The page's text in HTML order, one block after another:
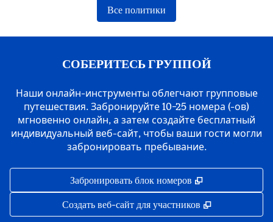
Все политики
СОБЕРИТЕСЬ ГРУППОЙ
Наши онлайн-инструменты облегчают групповые
путешествия. Забронируйте 10−25 номера (-ов)
мгновенно онлайн, а затем создайте бесплатный
индивидуальный веб-сайт, чтобы ваши гости могли
забронировать пребывание.
Забронировать блок номеров ,
Создать веб-сайт для участников ,